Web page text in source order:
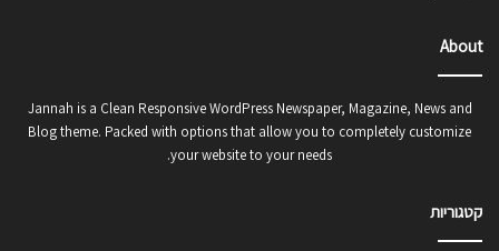
About
Jannah is a Clean Responsive WordPress Newspaper, Magazine, News and
Blog theme. Packed with options that allow you to completely customize
your website to your needs.
קטגוריות